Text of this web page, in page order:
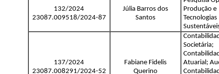
132/2024
23087.009518/2024-87
Júlia Barros dos
Santos
Produção e
Tecnologias
137/2024
23087.008291/2024-52
Fabiane Fidelis
Querino
Societária;
Atuarial;